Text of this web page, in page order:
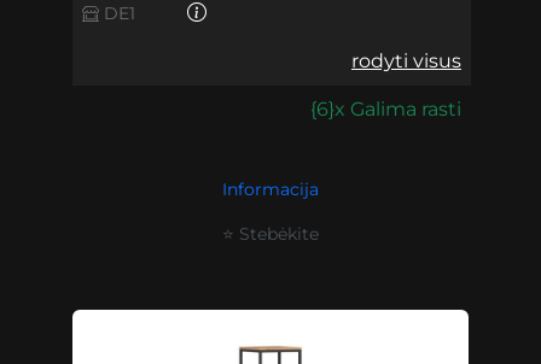
DE1
rodyti visus
{6}x Galima rasti
Informacija
⭐ Stebėkite